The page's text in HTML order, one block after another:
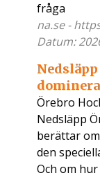
fråga
na.se -
Datum:
Örebro
Nedsläpp
berättar
den
Och om